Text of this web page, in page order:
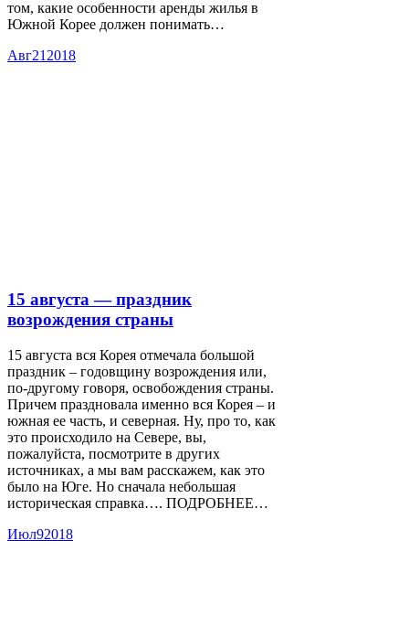
том, какие особенности аренды жилья в
Южной Корее должен понимать…
Авг21 2018
15 августа — праздник
возрождения страны
15 августа вся Корея отмечала большой
праздник – годовщину возрождения или,
по-другому говоря, освобождения страны.
Причем праздновала именно вся Корея – и
южная ее часть, и северная. Ну, про то, как
это происходило на Севере, вы,
пожалуйста, посмотрите в других
источниках, а мы вам расскажем, как это
было на Юге. Но сначала небольшая
историческая справка…. ПОДРОБНЕЕ…
Июл92018